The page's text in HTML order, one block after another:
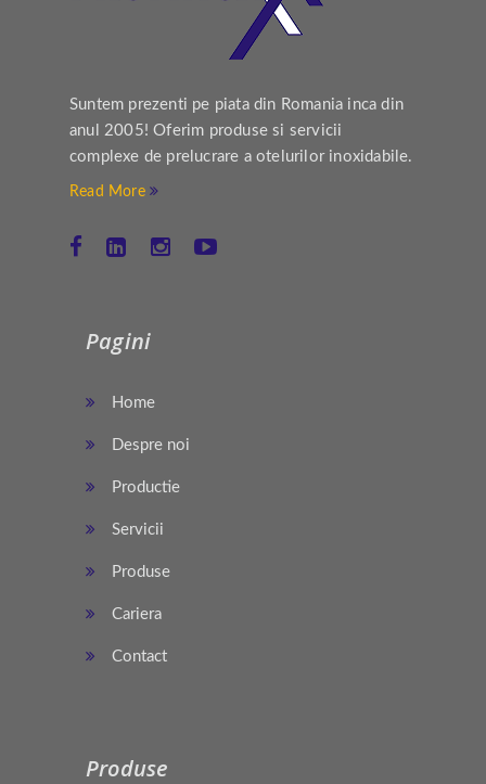
Suntem prezenti pe piata din Romania inca din
anul 2005! Oferim produse si servicii
complexe de prelucrare a otelurilor inoxidabile.
Read More
Pagini
Home
Despre noi
Productie
Servicii
Produse
Cariera
Contact
Produse